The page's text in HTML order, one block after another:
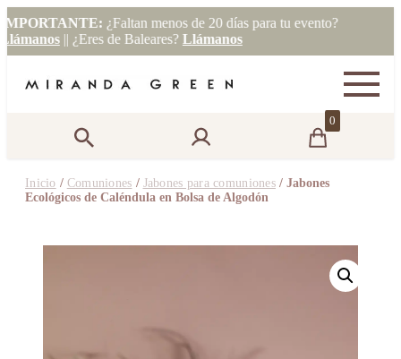
¿Faltan menos de 20 días para tu evento?
|| ¿Eres de Baleares?Llámanos
0
Inicio / Comuniones / Jabones para comuniones/ Jabones
Ecológicos de Caléndula en Bolsa de Algodón